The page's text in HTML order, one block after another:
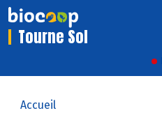
Tourne Sol
Accueil